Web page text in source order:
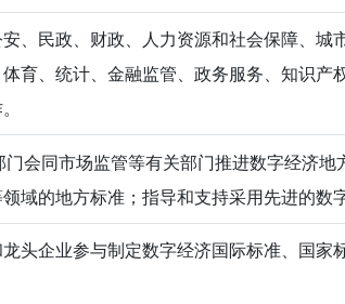
、民政、财政、人力资源和社会保障、
育、统计、金融监管、政务服务、知识
会同市场监管等有关部门推进数字经济
域的地方标准；指导和支持采用先进的数
头企业参与制定数字经济国际标准、国